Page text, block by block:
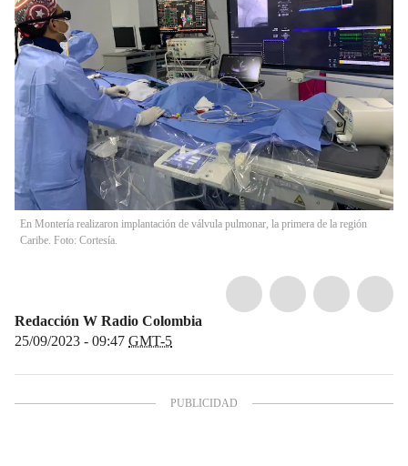
En Montería realizaron implantación de válvula pulmonar, la primera de la región
Caribe. Foto: Cortesía.
Redacción W Radio Colombia
25/09/2023 - 09:47 GMT-5